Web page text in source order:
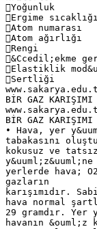
Yoğunluk
Ergime sıcaklığı
Atom numarası
Atom ağırlığı
Rengi
&Ccedil;ekme
Elastiklik
Sertliği
BİR GAZ KARIŞIMI
BİR GAZ KARIŞIMI
• Hava, yer
tabakasını
kokusuz ve
y&uuml;z&uuml;ne
yerlerde hava;
gazların
karışımıdır.
hava normal
29 gramdır. Yer
havanın